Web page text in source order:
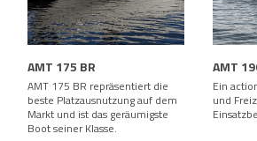
AMT 175 BR
AMT 175 BR repräsentiert die
beste Platzausnutzung auf dem
Markt und ist das geräumigste
Boot seiner Klasse.
AMT
Ein
und